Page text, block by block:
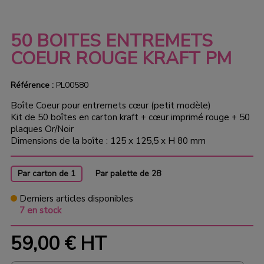
50 BOITES ENTREMETS
COEUR ROUGE KRAFT PM
Référence :PL00580
Boîte Coeur pour entremets cœur (petit modèle)
Kit de 50 boîtes en carton kraft + cœur imprimé rouge + 50
plaques Or/Noir
Dimensions de la boîte : 125 x 125,5 x H 80 mm
Par carton de 1 Par palette de 28
Derniers articles disponibles
7 en stock
59,00 € HT